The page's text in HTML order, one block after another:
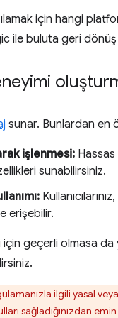
için hangi
ile buluta geri
sunar. Bunlardan en
işlenmesi: Hassas
sunabilirsiniz.
erişebilir.
geçerli olmasa
ilgili yasal
sağladığınızdan